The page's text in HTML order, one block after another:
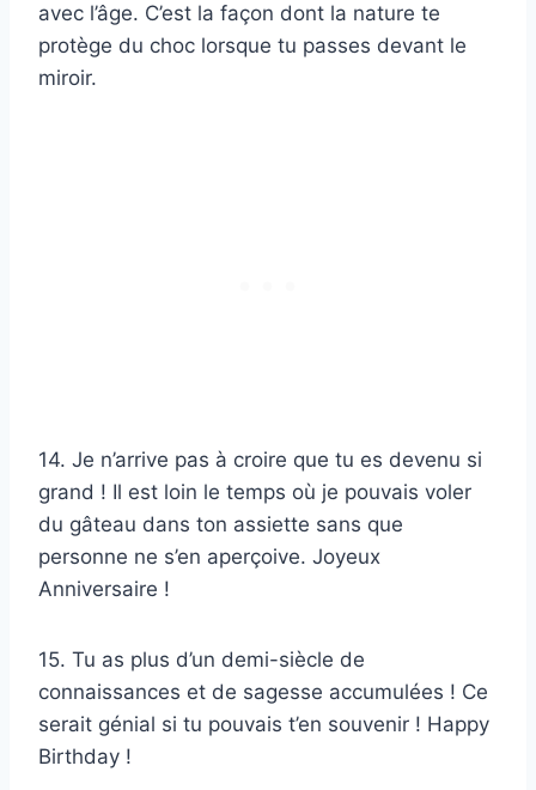
avec l’âge. C’est la façon dont la nature te
protège du choc lorsque tu passes devant le
miroir.
14. Je n’arrive pas à croire que tu es devenu si
grand ! Il est loin le temps où je pouvais voler
du gâteau dans ton assiette sans que
personne ne s’en aperçoive. Joyeux
Anniversaire !
15. Tu as plus d’un demi-siècle de
connaissances et de sagesse accumulées ! Ce
serait génial si tu pouvais t’en souvenir ! Happy
Birthday !